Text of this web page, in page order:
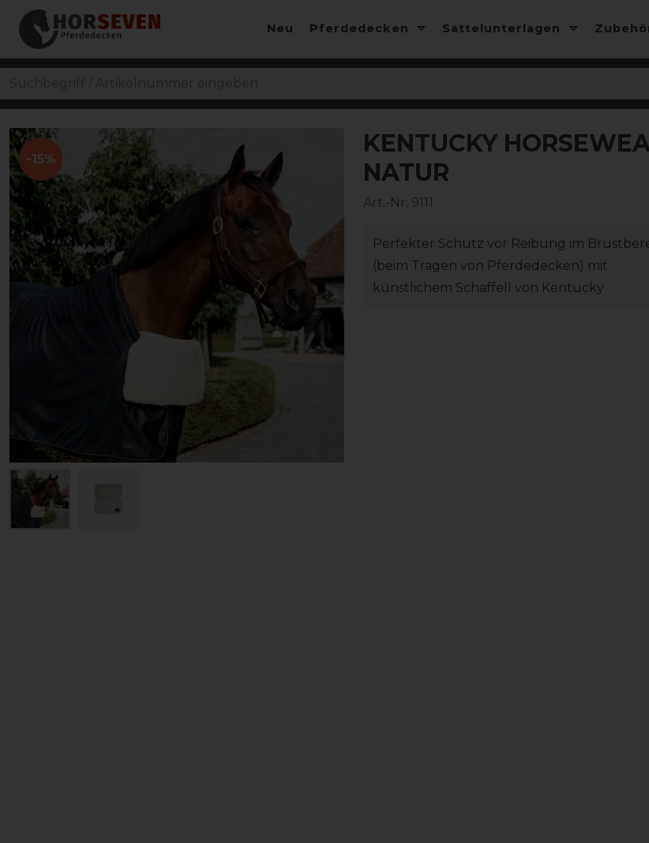
Neu Pferdedecken Sattelunterlagen
-15%
KENTUCKY
NATUR
Art.-Nr: 9111
Perfekter Schutz vor Reibung im
(beim Tragen von Pferdedecken) mit
künstlichem Schaffell von Kentucky